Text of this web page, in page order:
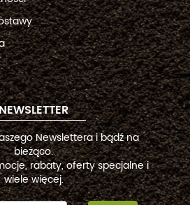
Newslettera i bądź na
bieżąco.
rabaty, oferty specjalne i
wiele więcej.